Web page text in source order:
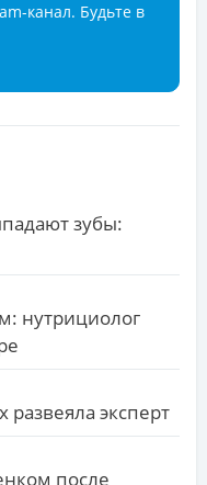
канал. Будьте в
зубы:
нутрициолог
эксперт
после